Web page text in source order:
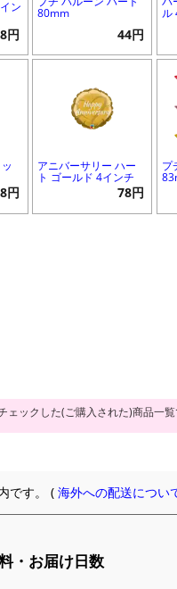
ン
円
80mm
44円
ル
円
アニバーサリー ハー
ト ゴールド 4インチ
78円
プ
ェックした(ご購入された)商品一覧
です。 (海外への配送につい
・お届け日数